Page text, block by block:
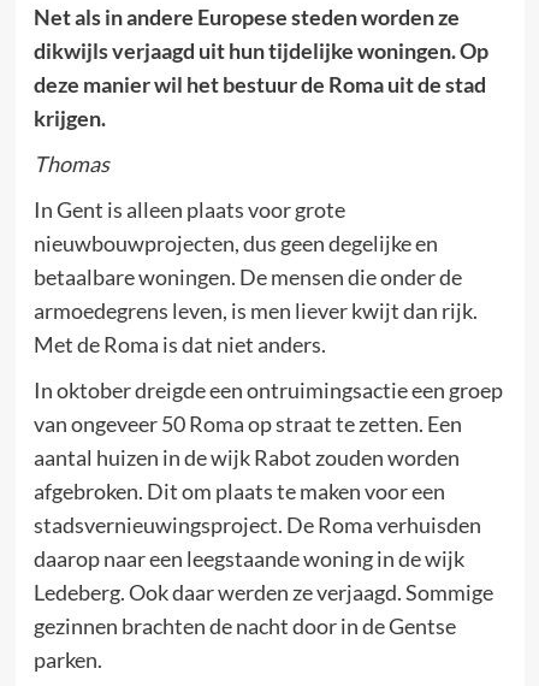
Net als in andere Europese steden worden ze
dikwijls verjaagd uit hun tijdelijke woningen. Op
deze manier wil het bestuur de Roma uit de stad
krijgen.
Thomas
In Gent is alleen plaats voor grote
nieuwbouwprojecten, dus geen degelijke en
betaalbare woningen. De mensen die onder de
armoedegrens leven, is men liever kwijt dan rijk.
Met de Roma is dat niet anders.
In oktober dreigde een ontruimingsactie een groep
van ongeveer 50 Roma op straat te zetten. Een
aantal huizen in de wijk Rabot zouden worden
afgebroken. Dit om plaats te maken voor een
stadsvernieuwingsproject. De Roma verhuisden
daarop naar een leegstaande woning in de wijk
Ledeberg. Ook daar werden ze verjaagd. Sommige
gezinnen brachten de nacht door in de Gentse
parken.